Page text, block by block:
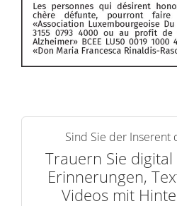
Sind Sie der Inserent
Trauern Sie
Erinnerungen,
Videos mit